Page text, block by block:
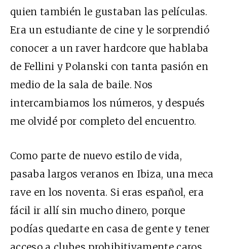
quien también le gustaban las películas.
Era un estudiante de cine y le sorprendió
conocer a un raver hardcore que hablaba
de Fellini y Polanski con tanta pasión en
medio de la sala de baile. Nos
intercambiamos los números, y después
me olvidé por completo del encuentro.
Como parte de nuevo estilo de vida,
pasaba largos veranos en Ibiza, una meca
rave en los noventa. Si eras español, era
fácil ir allí sin mucho dinero, porque
podías quedarte en casa de gente y tener